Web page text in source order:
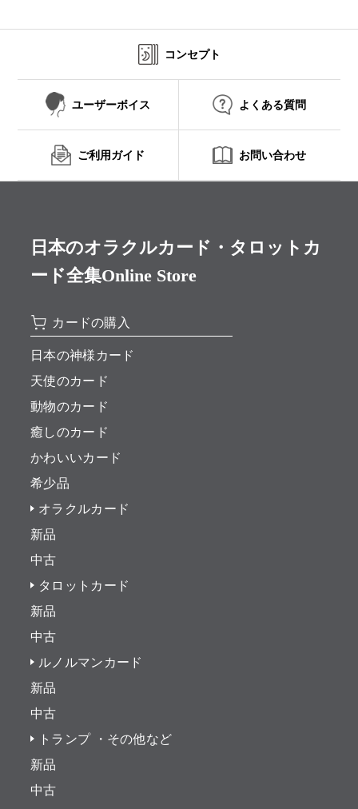
コンセプト
ユーザーボイス よくある質問
ご利用ガイド お問い合わせ
日本のオラクルカード・タロットカ
ード全集Online Store
カードの購入
日本の神様カード
天使のカード
動物のカード
癒しのカード
かわいいカード
希少品
オラクルカード
新品
中古
タロットカード
新品
中古
ルノルマンカード
新品
中古
トランプ ・その他など
新品
中古